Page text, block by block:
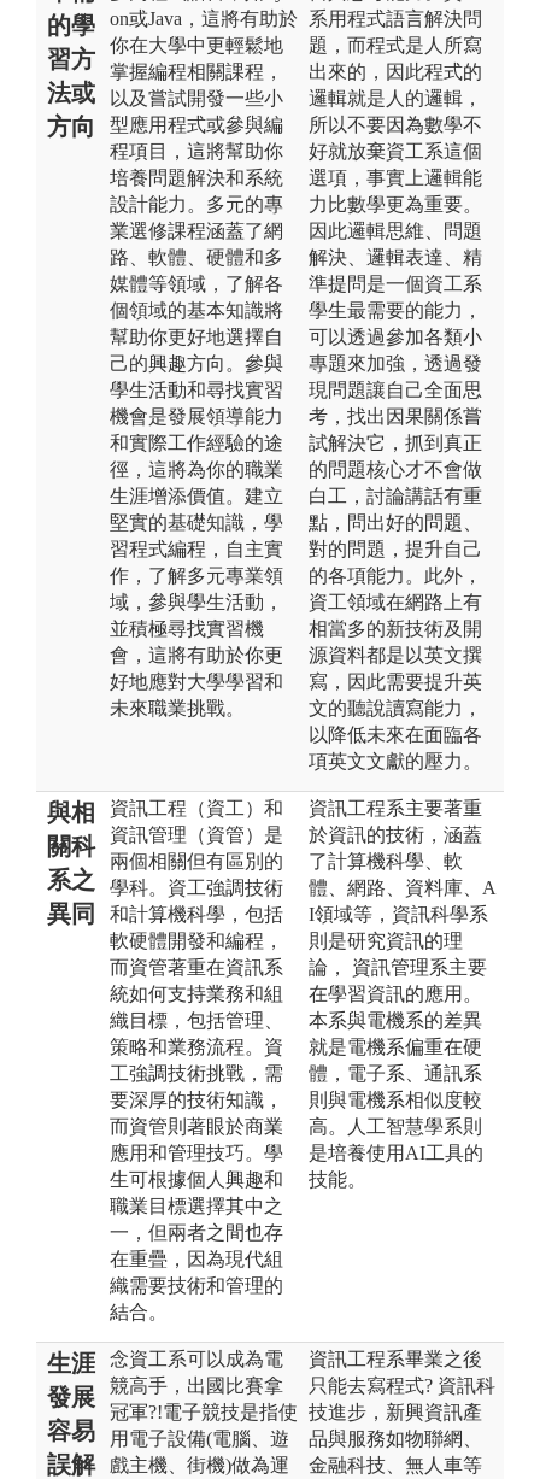
的學
習方
法或
方向
on或Java，這將有助於
你在大學中更輕鬆地
掌握編程相關課程，
以及嘗試開發一些小
型應用程式或參與編
程項目，這將幫助你
培養問題解決和系統
設計能力。多元的專
業選修課程涵蓋了網
路、軟體、硬體和多
媒體等領域，了解各
個領域的基本知識將
幫助你更好地選擇自
己的興趣方向。參與
學生活動和尋找實習
機會是發展領導能力
和實際工作經驗的途
徑，這將為你的職業
生涯增添價值。建立
堅實的基礎知識，學
習程式編程，自主實
作，了解多元專業領
域，參與學生活動，
並積極尋找實習機
會，這將有助於你更
好地應對大學學習和
未來職業挑戰。
系用程式語言解決問
題，而程式是人所寫
出來的，因此程式的
邏輯就是人的邏輯，
所以不要因為數學不
好就放棄資工系這個
選項，事實上邏輯能
力比數學更為重要。
因此邏輯思維、問題
解決、邏輯表達、精
準提問是一個資工系
學生最需要的能力，
可以透過參加各類小
專題來加強，透過發
現問題讓自己全面思
考，找出因果關係嘗
試解決它，抓到真正
的問題核心才不會做
白工，討論講話有重
點，問出好的問題、
對的問題，提升自己
的各項能力。此外，
資工領域在網路上有
相當多的新技術及開
源資料都是以英文撰
寫，因此需要提升英
文的聽說讀寫能力，
以降低未來在面臨各
項英文文獻的壓力。
與相
關科
系之
異同
資訊工程（資工）和
資訊管理（資管）是
兩個相關但有區別的
學科。資工強調技術
和計算機科學，包括
軟硬體開發和編程，
而資管著重在資訊系
統如何支持業務和組
織目標，包括管理、
策略和業務流程。資
工強調技術挑戰，需
要深厚的技術知識，
而資管則著眼於商業
應用和管理技巧。學
生可根據個人興趣和
職業目標選擇其中之
一，但兩者之間也存
在重疊，因為現代組
織需要技術和管理的
結合。
資訊工程系主要著重
於資訊的技術，涵蓋
了計算機科學、軟
體、網路、資料庫、A
I領域等，資訊科學系
則是研究資訊的理
論， 資訊管理系主要
在學習資訊的應用。
本系與電機系的差異
就是電機系偏重在硬
體，電子系、通訊系
則與電機系相似度較
高。人工智慧學系則
是培養使用AI工具的
技能。
生涯
發展
容易
誤解
念資工系可以成為電
競高手，出國比賽拿
冠軍?!電子競技是指使
用電子設備(電腦、遊
戲主機、街機)做為運
資訊工程系畢業之後
只能去寫程式? 資訊科
技進步，新興資訊產
品與服務如物聯網、
金融科技、無人車等